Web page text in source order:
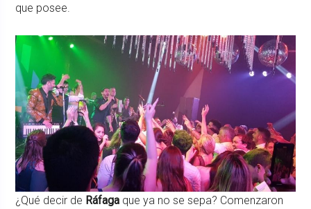
que posee.
¿Qué decir de Ráfaga que ya no se sepa? Comenzaron